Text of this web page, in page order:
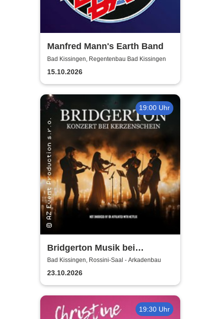
Manfred Mann's Earth Band
Bad Kissingen, Regentenbau Bad Kissingen
15.10.2026
19:00 Uhr
Bridgerton Musik bei
Kerzenschein
Bad Kissingen, Rossini-Saal - Arkadenbau
23.10.2026
19:30 Uhr